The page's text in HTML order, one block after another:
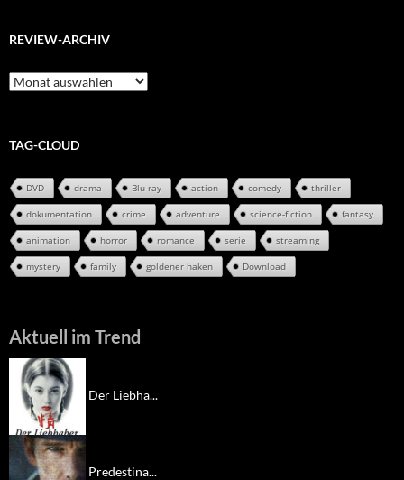
REVIEW-ARCHIV
Review-
Archiv
TAG-CLOUD
DVD drama Blu-ray action comedy thriller
dokumentation crime adventure science-fiction fantasy
animation horror romance serie streaming
mystery family goldener haken Download
Aktuell im Trend
Der Liebha...
Predestina...